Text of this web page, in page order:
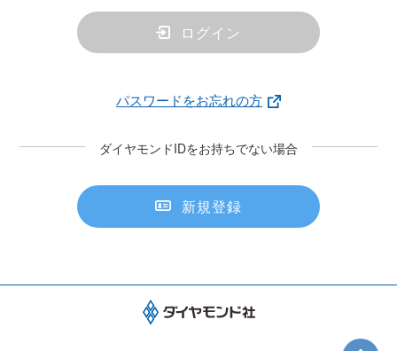
ログイン
パスワードをお忘れの方
ダイヤモンドIDをお持ちでない場合
新規登録